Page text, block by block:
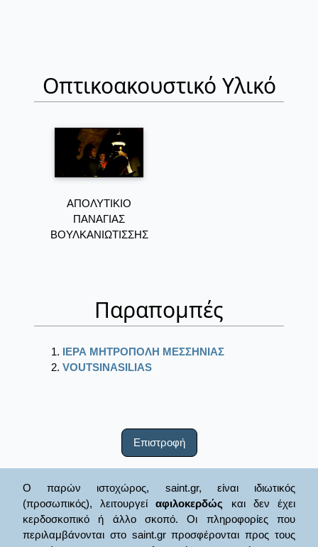
Οπτικοακουστικό Υλικό
ΑΠΟΛΥΤΙΚΙΟ
ΠΑΝΑΓΙΑΣ
ΒΟΥΛΚΑΝΙΩΤΙΣΣΗΣ
Παραπομπές
ΙΕΡΑ ΜΗΤΡΟΠΟΛΗ ΜΕΣΣΗΝΙΑΣ
VOUTSINASILIAS
Επιστροφή
Ο παρών ιστοχώρος, saint.gr, είναι ιδιωτικός
(προσωπικός), λειτουργείαφιλοκερδώς και δεν έχει
κερδοσκοπικό ή άλλο σκοπό. Οι πληροφορίες που
περιλαμβάνονται στο saint.gr προσφέρονται προς τους